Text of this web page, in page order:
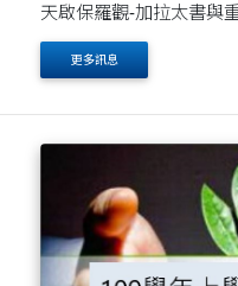
天啟保羅觀-加拉太書與
更多訊息